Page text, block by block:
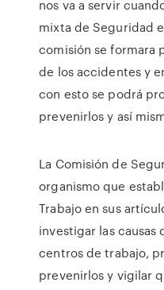
nos va a servir
mixta de Seguridad
comisión se formara
de los accidentes y
con esto se podrá
prevenirlos y así
La Comisión de
organismo que
Trabajo en sus
investigar las causas
centros de trabajo,
prevenirlos y vigilar